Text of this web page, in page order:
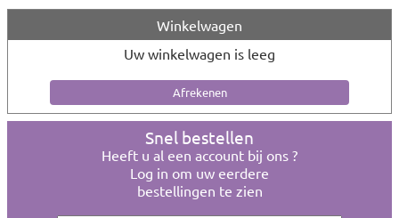
Winkelwagen
Uw winkelwagen is leeg
Snel bestellen
Heeft u al een account bij ons ?
Log in om uw eerdere
bestellingen te zien